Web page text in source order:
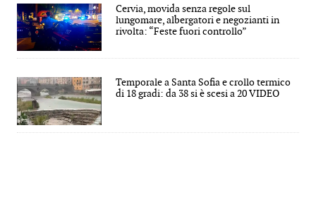
Cervia, movida senza regole sul
lungomare, albergatori e negozianti in
rivolta: “Feste fuori controllo”
Temporale a Santa Sofia e crollo termico
di 18 gradi: da 38 si è scesi a 20 VIDEO